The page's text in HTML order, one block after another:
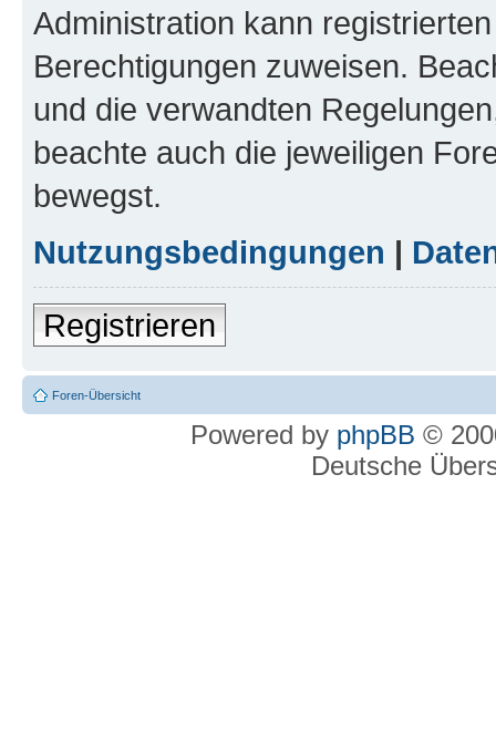
Administration kann
Berechtigungen zuweisen.
und die verwandten
beachte auch die jeweiligen
bewegst.
Nutzungsbedingungen |
Registrieren
Foren-Übersicht
Powered by phpBB ©
Deutsche